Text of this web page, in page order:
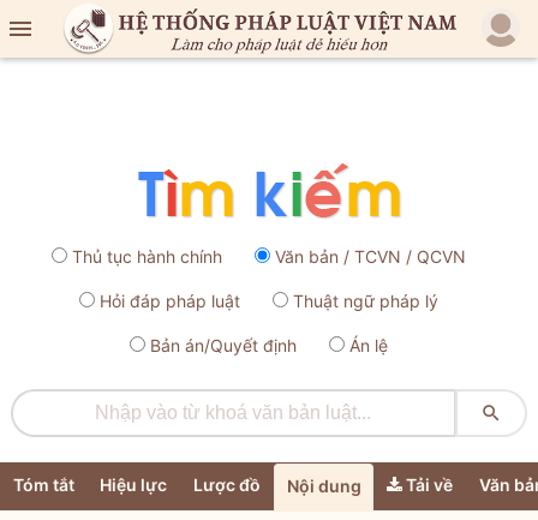

Thủ tục hành chính Văn bản / TCVN / QCVN
Hỏi đáp pháp luật Thuật ngữ pháp lý
Bản án/Quyết định Án lệ

Tóm tắt Hiệu lực Lược đồ Nội dung Tải về Văn